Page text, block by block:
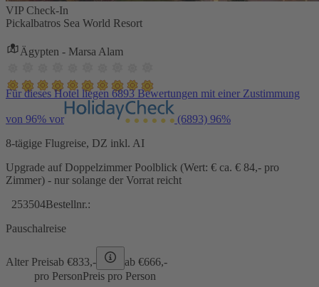
VIP Check-In
Pickalbatros Sea World Resort
Ägypten - Marsa Alam
Für dieses Hotel liegen 6893 Bewertungen mit einer Zustimmung
von 96% vor (6893) 96%
8-tägige Flugreise, DZ inkl. AI
Upgrade auf Doppelzimmer Poolblick (Wert: € ca. € 84,- pro
Zimmer) - nur solange der Vorrat reicht
253504Bestellnr.:
Pauschalreise
Alter Preisab €833,- ab €666,-
pro PersonPreis pro Person